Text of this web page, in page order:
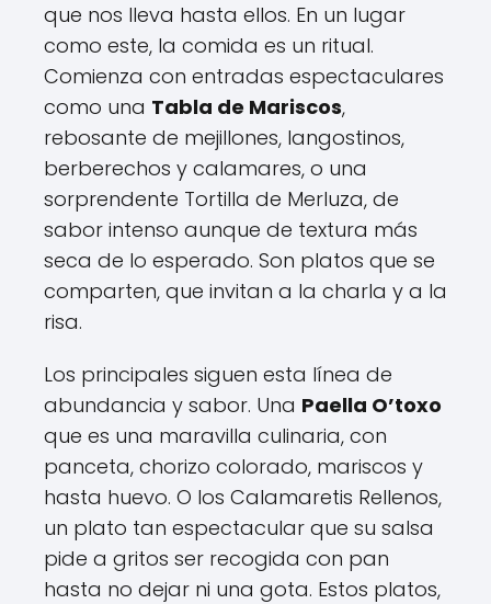
que nos lleva hasta ellos. En un lugar
como este, la comida es un ritual.
Comienza con entradas espectaculares
como una Tabla de Mariscos,
rebosante de mejillones, langostinos,
berberechos y calamares, o una
sorprendente Tortilla de Merluza, de
sabor intenso aunque de textura más
seca de lo esperado. Son platos que se
comparten, que invitan a la charla y a la
risa.
Los principales siguen esta línea de
abundancia y sabor. Una Paella O’toxo
que es una maravilla culinaria, con
panceta, chorizo colorado, mariscos y
hasta huevo. O los Calamaretis Rellenos,
un plato tan espectacular que su salsa
pide a gritos ser recogida con pan
hasta no dejar ni una gota. Estos platos,